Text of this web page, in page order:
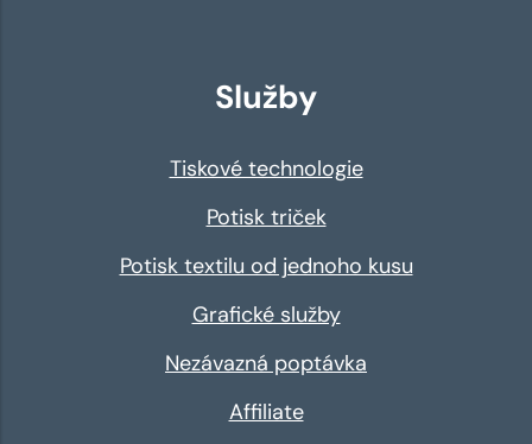
Služby
Tiskové technologie
Potisk triček
Potisk textilu od jednoho kusu
Grafické služby
Nezávazná poptávka
Affiliate